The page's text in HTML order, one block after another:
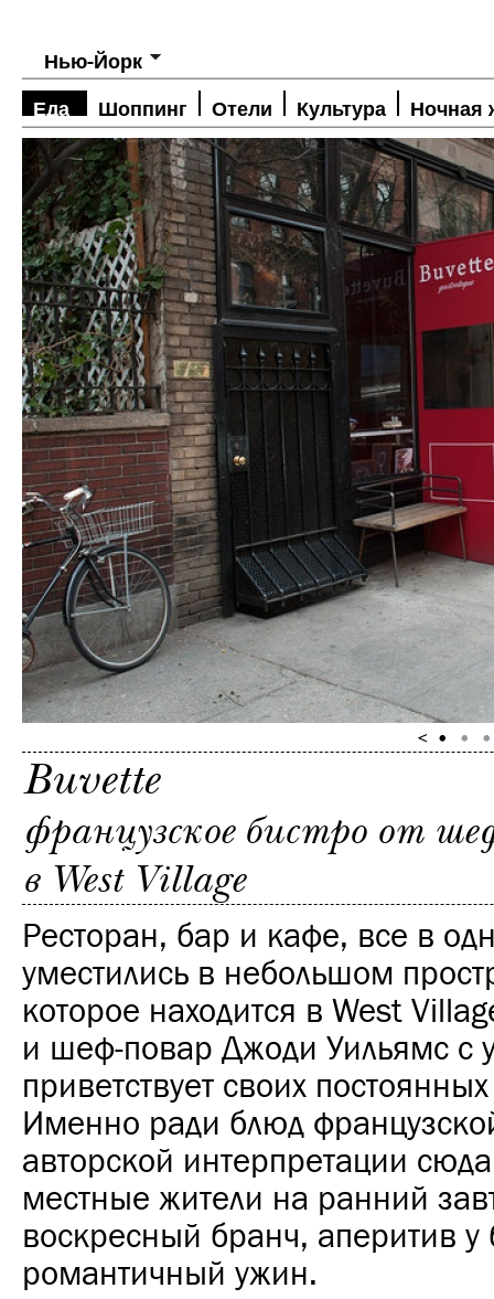
Нью-Йорк
Еда Шоппинг Отели Культура Ночная
Buvette
французское бистро от
в West Village
Ресторан, бар и кафе, все в
уместились в небольшом
которое находится в West
и шеф-повар Джоди Уильямс с
приветствует своих
Именно ради блюд
авторской интерпретации
местные жители на ранний
воскресный бранч, аперитив у
романтичный ужин.